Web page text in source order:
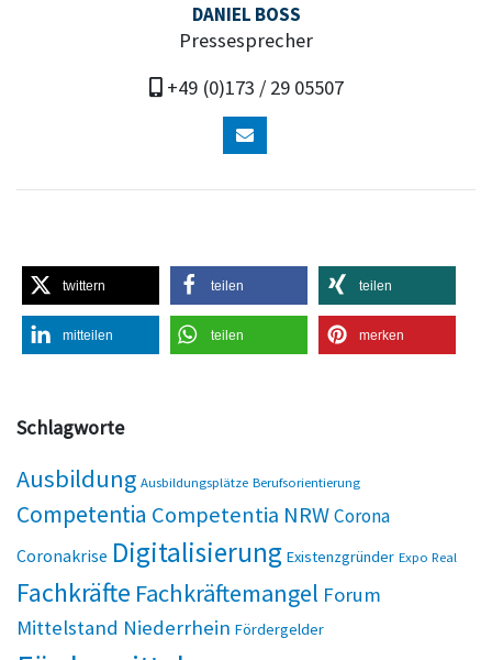
DANIEL BOSS
Pressesprecher
+49 (0)173 / 29 05507
twittern teilen teilen
mitteilen teilen merken
Schlagworte
Ausbildung Ausbildungsplätze Berufsorientierung
Competentia Competentia NRWCorona
Coronakrise Digitalisierung Existenzgründer Expo Real
Fachkräfte Fachkräftemangel Forum
Mittelstand Niederrhein Fördergelder